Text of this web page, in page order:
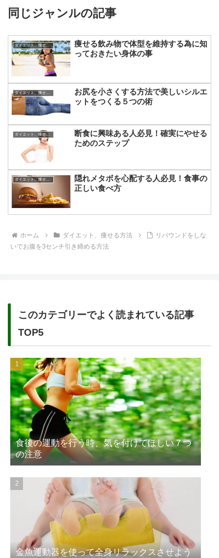
同じジャンルの記事
ダイエット、痩せる方法
痩せる飲み物で体型を維持する為に知
っておきたい身体の事
ダイエット、痩せる方法
お尻を小さくする方法で美しいシルエ
ットをつくる５つの術
ダイエット、痩せる方法
断食に興味ある人必見！確実にやせる
ためのステップ
ダイエット、痩せる方法
隠れメタボを心配する人必見！食事の
正しい食べ方
ホーム ダイエット、痩せる方法
リバウンドをしな
いでお腹を3センチ引き締める方法
このカテゴリーでよく読まれている記事
TOP5
食後の運動を行う時、気を付けてほしい７つ
の注意
金魚運動器を使って全身リラックスさせよう